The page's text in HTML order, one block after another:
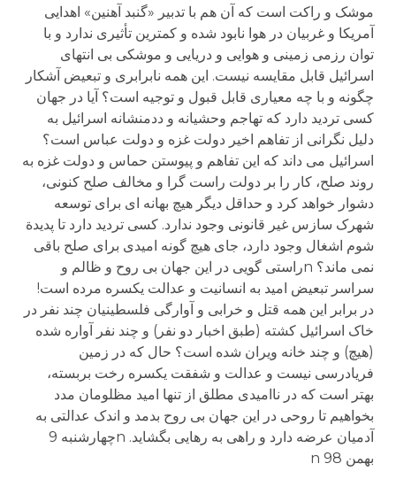
موشک و راکت است که آن هم با تدبیر «گنبد آهنین» اهدایی
آمریکا و غربیان در هوا نابود شده و کمترین تأثیری ندارد و با
توان رزمی زمینی و هوایی و دریایی و موشکی بی انتهای
اسرائیل قابل مقایسه نیست. این همه نابرابری و تبعیض آشکار
چگونه و با چه معیاری قابل قبول و توجیه است؟ آیا در جهان
کسی تردید دارد که تهاجم وحشیانه و ددمنشانه اسرائیل به
دلیل نگرانی از تفاهم اخیر دولت غزه و دولت عباس است؟
اسرائیل می داند که این تفاهم و پیوستن حماس و دولت غزه به
روند صلح، کار را بر دولت راست گرا و مخالف صلح کنونی،
دشوار خواهد کرد و حداقل دیگر هیچ بهانه ای برای توسعه
شهرک سازس غیر قانونی وجود ندارد. کسی تردید دارد تا پدیدة
شوم اشغال وجود دارد، جای هیچ گونه امیدی برای صلح باقی
نمی ماند؟ nراستی گویی در این جهان بی روح و ظالم و
سراسر تبعیض امید به انسانیت و عدالت یکسره مرده است!
در برابر این همه قتل و خرابی و آوارگی فلسطینیان چند نفر در
خاک اسرائیل کشته (طبق اخبار دو نفر) و چند نفر آواره شده
(هیچ) و چند خانه ویران شده است؟ حال که در زمین
فریادرسی نیست و عدالت و شفقت یکسره رخت بربسته،
بهتر است که در ناامیدی مطلق از تنها امید مظلومان مدد
بخواهیم تا روحی در این جهان بی روح بدمد و اندک عدالتی به
آدمیان عرضه دارد و راهی به رهایی بگشاید. nچهارشنبه 9
بهمن 98 n